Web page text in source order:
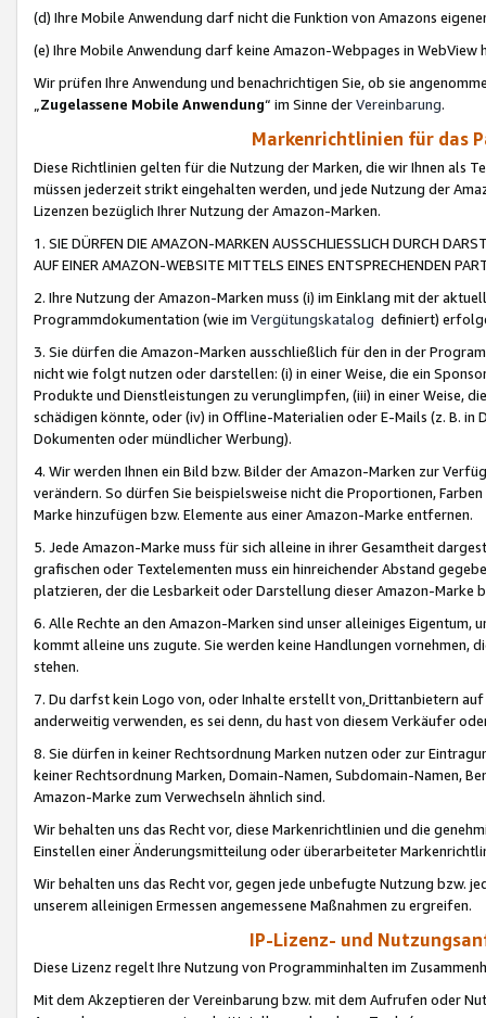
(d) Ihre Mobile Anwendung darf nicht die Funktion von Amazons
(e) Ihre Mobile Anwendung darf keine Amazon-Webpages in WebView
Wir prüfen Ihre Anwendung und benachrichtigen Sie, ob sie
„Zugelassene Mobile Anwendung“ im Sinne derVereinbarung.
Markenrichtlinien für das
Diese Richtlinien gelten für die Nutzung der Marken, die wir Ihnen als
müssen jederzeit strikt eingehalten werden, und jede Nutzung der
Lizenzen bezüglich Ihrer Nutzung der Amazon-Marken.
1. SIE DÜRFEN DIE AMAZON-MARKEN AUSSCHLIESSLICH DURCH
AUF EINER AMAZON-WEBSITE MITTELS EINES ENTSPRECHENDEN
2. Ihre Nutzung der Amazon-Marken muss (i) im Einklang mit der
Programmdokumentation (wie im Vergütungskatalog definiert)
3. Sie dürfen die Amazon-Marken ausschließlich für den in der
nicht wie folgt nutzen oder darstellen: (i) in einer Weise, die ein
Produkte und Dienstleistungen zu verunglimpfen, (iii) in einer Weise,
schädigen könnte, oder (iv) in Offline-Materialien oder E-Mails (z. B. in
Dokumenten oder mündlicher Werbung).
4. Wir werden Ihnen ein Bild bzw. Bilder der Amazon-Marken zur
verändern. So dürfen Sie beispielsweise nicht die Proportionen,
Marke hinzufügen bzw. Elemente aus einer Amazon-Marke entfernen.
5. Jede Amazon-Marke muss für sich alleine in ihrer Gesamtheit
grafischen oder Textelementen muss ein hinreichender Abstand
platzieren, der die Lesbarkeit oder Darstellung dieser Amazon-Marke
6. Alle Rechte an den Amazon-Marken sind unser alleiniges
kommt alleine uns zugute. Sie werden keine Handlungen vornehmen,
stehen.
7. Du darfst kein Logo von, oder Inhalte erstellt von,Drittanbietern auf
anderweitig verwenden, es sei denn, du hast von diesem Verkäufer
8. Sie dürfen in keiner Rechtsordnung Marken nutzen oder zur
keiner Rechtsordnung Marken, Domain-Namen, Subdomain-Namen,
Amazon-Marke zum Verwechseln ähnlich sind.
Wir behalten uns das Recht vor, diese Markenrichtlinien und die
Einstellen einer Änderungsmitteilung oder überarbeiteter
Wir behalten uns das Recht vor, gegen jede unbefugte Nutzung bzw.
unserem alleinigen Ermessen angemessene Maßnahmen zu ergreifen.
IP-Lizenz- und
Diese Lizenz regelt Ihre Nutzung von Programminhalten im
Mit dem Akzeptieren der Vereinbarung bzw. mit dem Aufrufen oder